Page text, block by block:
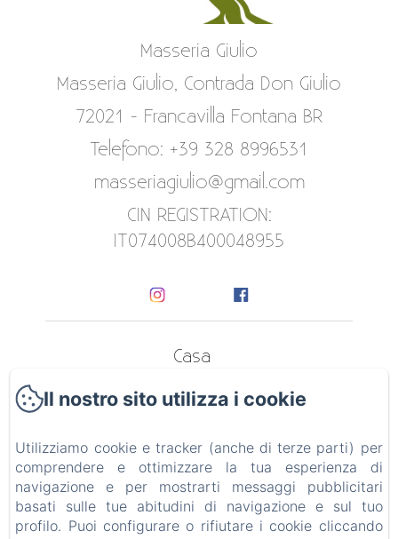
Masseria Giulio
Masseria Giulio, Contrada Don Giulio
72021 - Francavilla Fontana BR
Telefono: +39 328 8996531
masseriagiulio@gmail.com
CIN REGISTRATION:
IT074008B400048955
Casa
Appartamenti
Contatto
Informativa Privacy
Note legali
Il nostro sito utilizza i cookie
Utilizziamo cookie e tracker (anche di terze parti) per
comprendere e ottimizzare la tua esperienza di
navigazione e per mostrarti messaggi pubblicitari
basati sulle tue abitudini di navigazione e sul tuo
profilo. Puoi configurare o rifiutare i cookie cliccando